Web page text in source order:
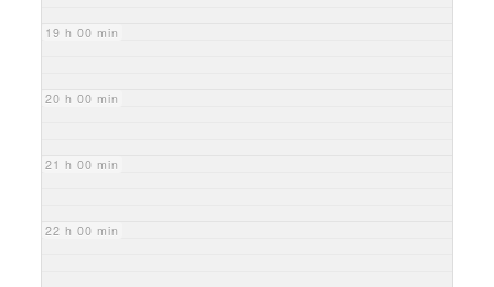
19 h 00 min
20 h 00 min
21 h 00 min
22 h 00 min